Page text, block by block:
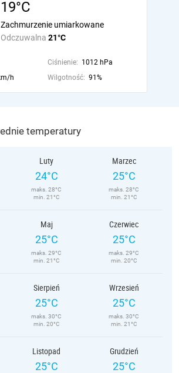
19°C
Odczuwalna 21°C
Zachmurzenie umiarkowane
Ciśnienie: 1012 hPa
h Wilgotność: 91%
temperatury
Luty
24°C
maks. 28°C
min. 21°C
Marzec
25°C
maks. 28°C
min. 21°C
Maj
25°C
maks. 29°C
min. 21°C
Czerwiec
25°C
maks. 29°C
min. 20°C
Sierpień
25°C
maks. 30°C
min. 20°C
Wrzesień
25°C
maks. 30°C
min. 21°C
Listopad
25°C
Grudzień
25°C